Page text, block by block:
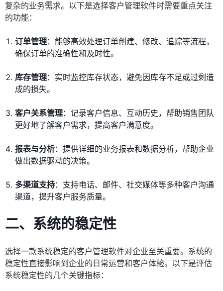
复杂的业务需求。以下是选择客户管理软件时需要重点关注
的功能：
订单管理：能够高效处理订单创建、修改、追踪等流程，
确保订单的准确性和及时性。
库存管理：实时监控库存状态，避免因库存不足或过剩造
成的损失。
客户关系管理：记录客户信息、互动历史，帮助销售团队
更好地了解客户需求，提高客户满意度。
报表与分析：提供详细的业务报表和数据分析，帮助企业
做出数据驱动的决策。
多渠道支持：支持电话、邮件、社交媒体等多种客户沟通
渠道，提升客户服务质量。
二、系统的稳定性
选择一款系统稳定的客户管理软件对企业至关重要。系统的
稳定性直接影响到企业的日常运营和客户体验。以下是评估
系统稳定性的几个关键指标：